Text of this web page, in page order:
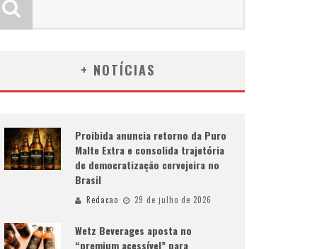
+ NOTÍCIAS
Proibida anuncia retorno da Puro
Malte Extra e consolida trajetória
de democratização cervejeira no
Brasil
Redacao 29 de julho de 2026
Wetz Beverages aposta no
“premium acessível” para